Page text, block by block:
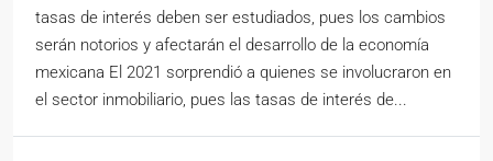
tasas de interés deben ser estudiados, pues los cambios
serán notorios y afectarán el desarrollo de la economía
mexicana El 2021 sorprendió a quienes se involucraron en
el sector inmobiliario, pues las tasas de interés de...